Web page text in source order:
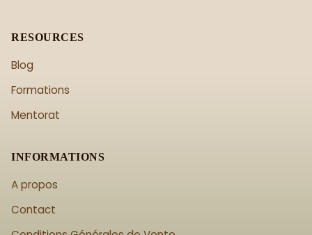
RESOURCES
Blog
Formations
Mentorat
INFORMATIONS
A propos
Contact